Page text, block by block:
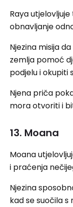
Raya
obnavljanje
Njezina misija
zemlja pomoć
podjelu i okupiti
Njena priča
mora otvoriti i
13. Moana
Moana
i praćenja
Njezina
kad se suočila s